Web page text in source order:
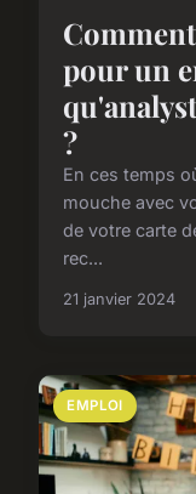
pour un
?
En ces temps
mouche avec
de votre carte
rec...
21 janvier 2024
EMPLOI